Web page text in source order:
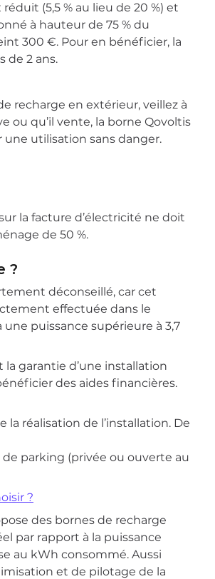
(5,5 % au lieu de 20 %) et
à hauteur de 75 % du
300 €. Pour en bénéficier, la
de 2 ans.
recharge en extérieur, veillez à
ou qu’il vente, la borne Qovoltis
utilisation sans danger.
la facture d’électricité ne doit
de 50 %.
?
déconseillé, car cet
effectuée dans le
puissance supérieure à 3,7
la garantie d’une installation
des aides financières.
réalisation de l’installation. De
parking (privée ou ouverte au
?
des bornes de recharge
par rapport à la puissance
au kWh consommé. Aussi
et de pilotage de la